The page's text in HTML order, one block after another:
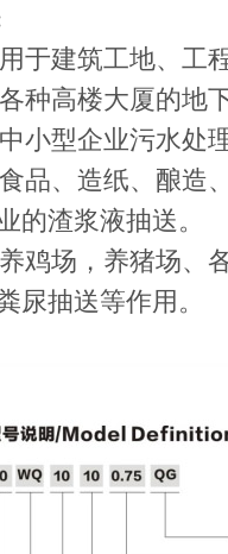
于建筑工地、工
种高楼大厦的地
小型企业污水处
品、造纸、酿造
的渣浆液抽送。
鸡场，养猪场、
尿抽送等作用。